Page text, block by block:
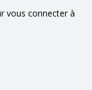
vous connecter à